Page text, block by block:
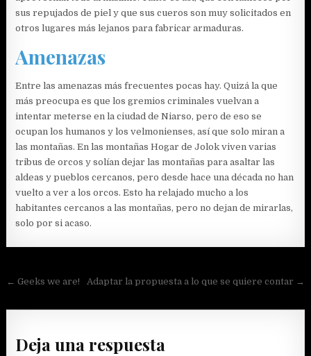
sus repujados de piel y que sus cueros son muy solicitados en
otros lugares más lejanos para fabricar armaduras.
Amenazas
Entre las amenazas más frecuentes pocas hay. Quizá la que
más preocupa es que los gremios criminales vuelvan a
intentar meterse en la ciudad de Niarso, pero de eso se
ocupan los humanos y los velmonienses, así que solo miran a
las montañas. En las montañas Hogar de Jolok viven varias
tribus de orcos y solían dejar las montañas para asaltar las
aldeas y pueblos cercanos, pero desde hace una década no han
vuelto a ver a los orcos. Esto ha relajado mucho a los
habitantes cercanos a las montañas, pero no dejan de mirarlas,
solo por si acaso.
Navegación
de
← Geeks we are! Adaptar la propuesta a lo que se quiere contar →
Deja una respuesta